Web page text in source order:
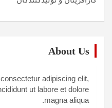
About Us
adipiscing elit,
ut labore et dolore
magna aliqua.